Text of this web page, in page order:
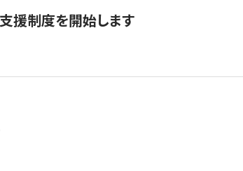
援制度を開始します